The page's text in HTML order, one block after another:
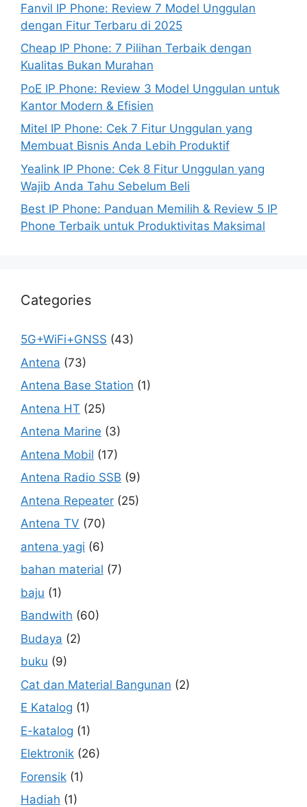
Fanvil IP Phone: Review 7 Model Unggulan
dengan Fitur Terbaru di 2025
Cheap IP Phone: 7 Pilihan Terbaik dengan
Kualitas Bukan Murahan
PoE IP Phone: Review 3 Model Unggulan untuk
Kantor Modern & Efisien
Mitel IP Phone: Cek 7 Fitur Unggulan yang
Membuat Bisnis Anda Lebih Produktif
Yealink IP Phone: Cek 8 Fitur Unggulan yang
Wajib Anda Tahu Sebelum Beli
Best IP Phone: Panduan Memilih & Review 5 IP
Phone Terbaik untuk Produktivitas Maksimal
Categories
5G+WiFi+GNSS (43)
Antena (73)
Antena Base Station (1)
Antena HT (25)
Antena Marine (3)
Antena Mobil (17)
Antena Radio SSB (9)
Antena Repeater (25)
Antena TV (70)
antena yagi (6)
bahan material (7)
baju (1)
Bandwith (60)
Budaya (2)
buku (9)
Cat dan Material Bangunan (2)
E Katalog (1)
E-katalog (1)
Elektronik (26)
Forensik (1)
Hadiah (1)